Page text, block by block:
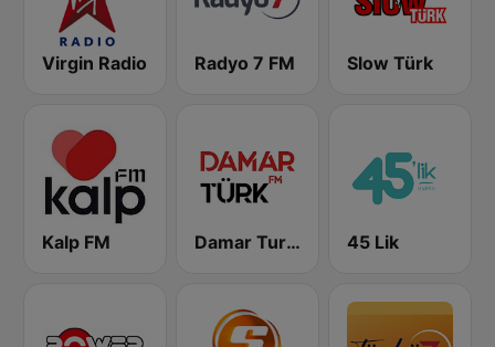
Virgin Radio Radyo 7 FM Slow Türk
Kalp FM Damar Turk FM 45 Lik